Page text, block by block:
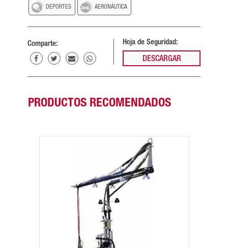
DEPORTES AERONÁUTICA
Comparte: Hoja de Seguridad:
DESCARGAR
PRODUCTOS RECOMENDADOS